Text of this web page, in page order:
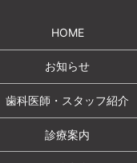
HOME
お知らせ
歯科医師・スタッフ紹介
診療案内